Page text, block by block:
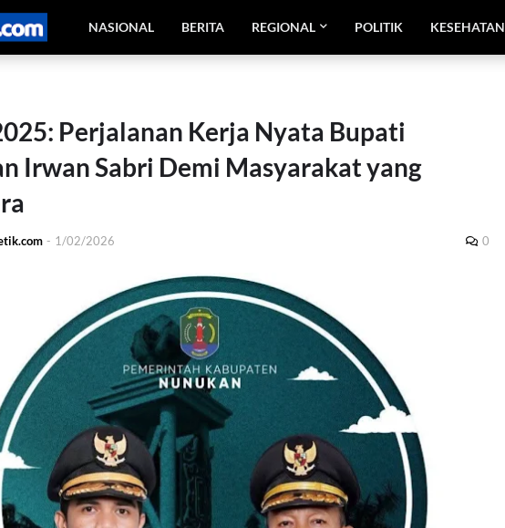
NASIONAL BERITA REGIONAL POLITIK KESEHATAN
Perjalanan Kerja Nyata Bupati
Irwan Sabri Demi Masyarakat yang
- 1/02/2026 0